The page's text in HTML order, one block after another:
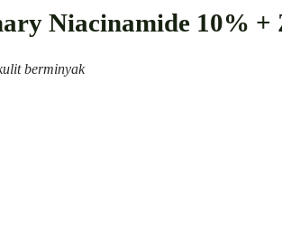
Niacinamide 10% +
berminyak